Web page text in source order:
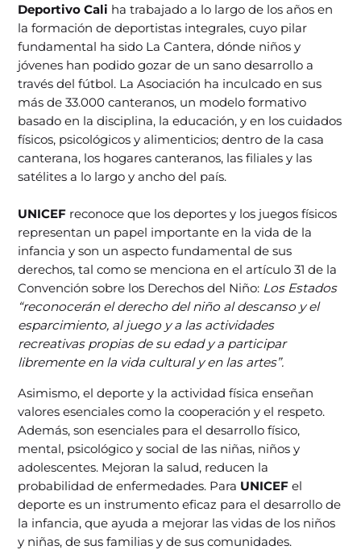
Deportivo Cali ha trabajado a lo largo de los años en
la formación de deportistas integrales, cuyo pilar
fundamental ha sido La Cantera, dónde niños y
jóvenes han podido gozar de un sano desarrollo a
través del fútbol. La Asociación ha inculcado en sus
más de 33.000 canteranos, un modelo formativo
basado en la disciplina, la educación, y en los cuidados
físicos, psicológicos y alimenticios; dentro de la casa
canterana, los hogares canteranos, las filiales y las
satélites a lo largo y ancho del país.
UNICEF reconoce que los deportes y los juegos físicos
representan un papel importante en la vida de la
infancia y son un aspecto fundamental de sus
derechos, tal como se menciona en el artículo 31 de la
Convención sobre los Derechos del Niño: Los Estados
“reconocerán el derecho del niño al descanso y el
esparcimiento, al juego y a las actividades
recreativas propias de su edad y a participar
libremente en la vida cultural y en las artes”.
Asimismo, el deporte y la actividad física enseñan
valores esenciales como la cooperación y el respeto.
Además, son esenciales para el desarrollo físico,
mental, psicológico y social de las niñas, niños y
adolescentes. Mejoran la salud, reducen la
probabilidad de enfermedades. Para UNICEF el
deporte es un instrumento eficaz para el desarrollo de
la infancia, que ayuda a mejorar las vidas de los niños
y niñas, de sus familias y de sus comunidades.